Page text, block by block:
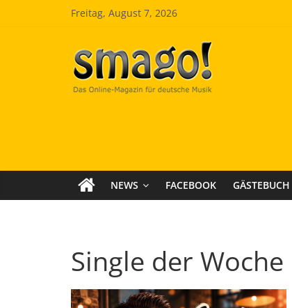
Freitag, August 7, 2026
Smago
SchlagerMAGazinOnline
NEWS FACEBOOK GÄSTEBUCH
Single der Woche